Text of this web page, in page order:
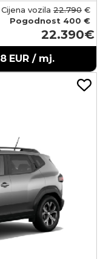
Cijena vozila 22.790 €
Pogodnost 400 €
22.390
EUR / mj.